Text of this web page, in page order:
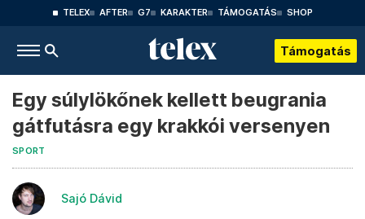
TELEX AFTER G7 KARAKTER TÁMOGATÁS SHOP
Támogatás
Egy súlylökőnek kellett beugrania
gátfutásra egy krakkói versenyen
SPORT
Sajó Dávid